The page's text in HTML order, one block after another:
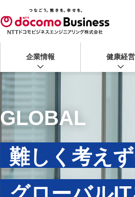
企業情報 健康経営
GLOBAL
難しく考え